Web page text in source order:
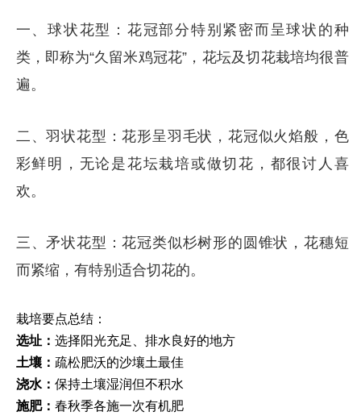
一、球状花型：花冠部分特别紧密而呈球状的种
类，即称为“久留米鸡冠花”，花坛及切花栽培均很普
遍。
二、羽状花型：花形呈羽毛状，花冠似火焰般，色
彩鲜明，无论是花坛栽培或做切花，都很讨人喜
欢。
三、矛状花型：花冠类似杉树形的圆锥状，花穗短
而紧缩，有特别适合切花的。
栽培要点总结：
选址： 选择阳光充足、排水良好的地方
土壤： 疏松肥沃的沙壤土最佳
浇水： 保持土壤湿润但不积水
施肥： 春秋季各施一次有机肥